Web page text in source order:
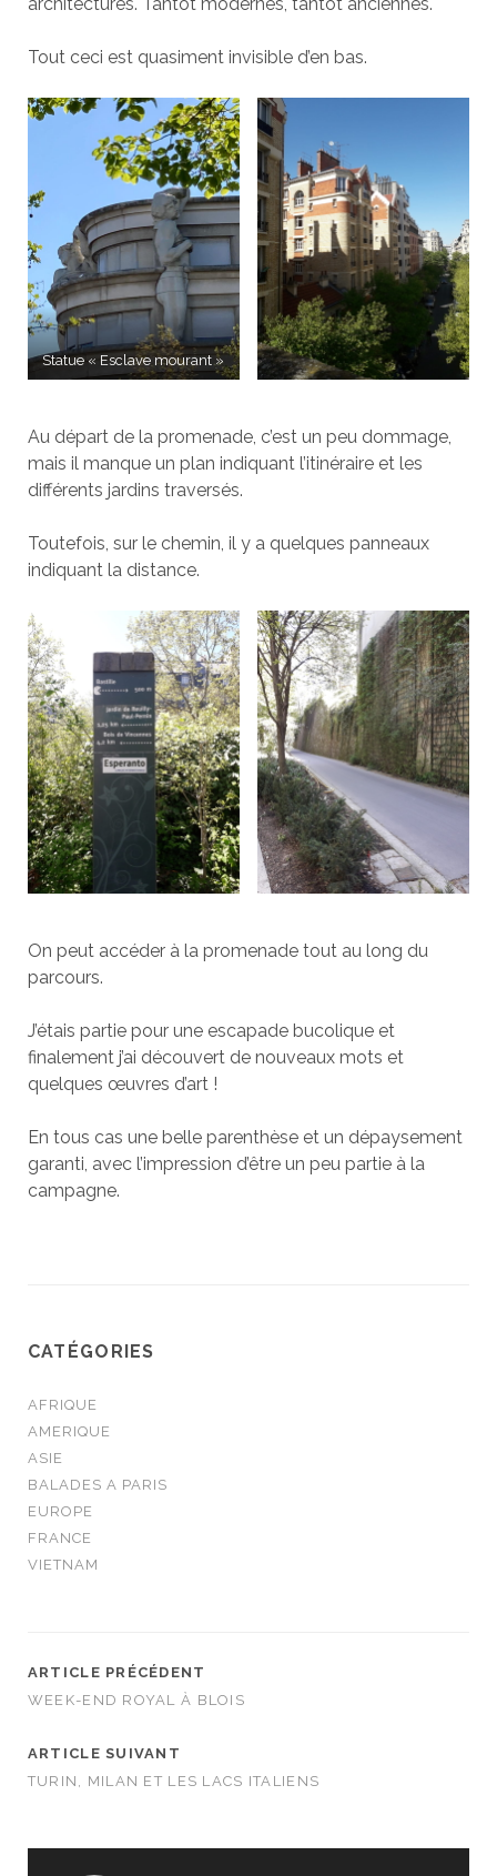
Tout ceci est quasiment invisible d’en bas.
Statue « Esclave mourant »
Au départ de la promenade, c’est un peu dommage,
mais il manque un plan indiquant l’itinéraire et les
différents jardins traversés.
Toutefois, sur le chemin, il y a quelques panneaux
indiquant la distance.
On peut accéder à la promenade tout au long du
parcours.
J’étais partie pour une escapade bucolique et
finalement j’ai découvert de nouveaux mots et
quelques œuvres d’art !
En tous cas une belle parenthèse et un dépaysement
garanti, avec l’impression d’être un peu partie à la
campagne.
CATÉGORIES
AFRIQUE
AMERIQUE
ASIE
BALADES A PARIS
EUROPE
FRANCE
VIETNAM
ARTICLE PRÉCÉDENT
WEEK-END ROYAL À BLOIS
ARTICLE SUIVANT
TURIN, MILAN ET LES LACS ITALIENS